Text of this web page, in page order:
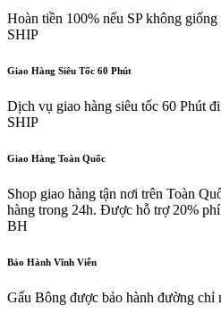
Hoàn tiền 100% nếu SP không giống
SHIP
Giao Hàng Siêu Tốc 60 Phút
Dịch vụ giao hàng siêu tốc 60 Phút
SHIP
Giao Hàng Toàn Quốc
Shop giao hàng tận nơi trên Toàn
hàng trong 24h. Được hỗ trợ 20%
BH
Bảo Hành Vĩnh Viễn
Gấu Bông được bảo hành đường chỉ